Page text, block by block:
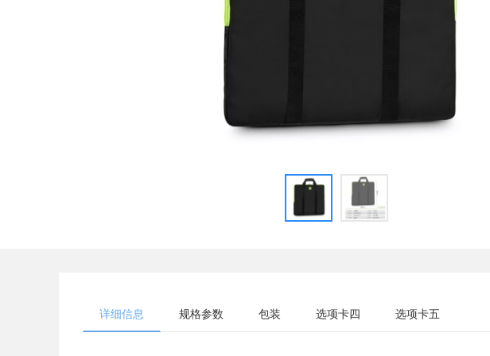
详细信息 规格参数 包装 选项卡四 选项卡五